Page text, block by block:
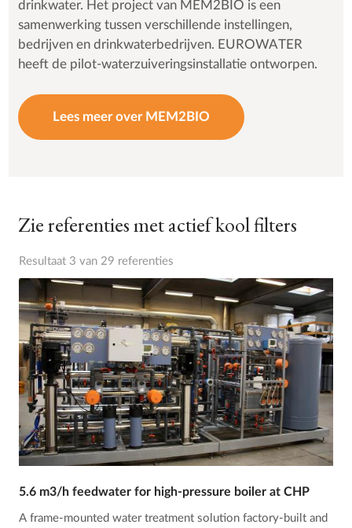
drinkwater. Het project van MEM2BIO is een
samenwerking tussen verschillende instellingen,
bedrijven en drinkwaterbedrijven. EUROWATER
heeft de pilot-waterzuiveringsinstallatie ontworpen.
Lees meer over MEM2BIO
Zie referenties met actief kool filters
Resultaat 3 van 29 referenties
5.6 m3/h feedwater for high-pressure boiler at CHP
A frame-mounted water treatment solution factory-built and